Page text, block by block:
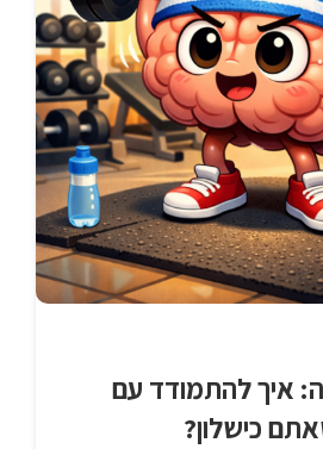
איך להתמודד עם
כישלון?